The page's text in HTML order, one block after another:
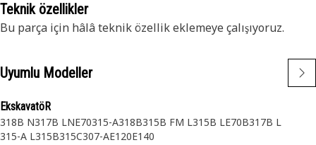
Teknik özellikler
Bu parça için hâlâ teknik özellik eklemeye çalışıyoruz.
Uyumlu Modeller
EkskavatöR
318B N317B LNE70315-A318B315B FM L315B LE70B317B L
315-A L315B315C307-AE120E140